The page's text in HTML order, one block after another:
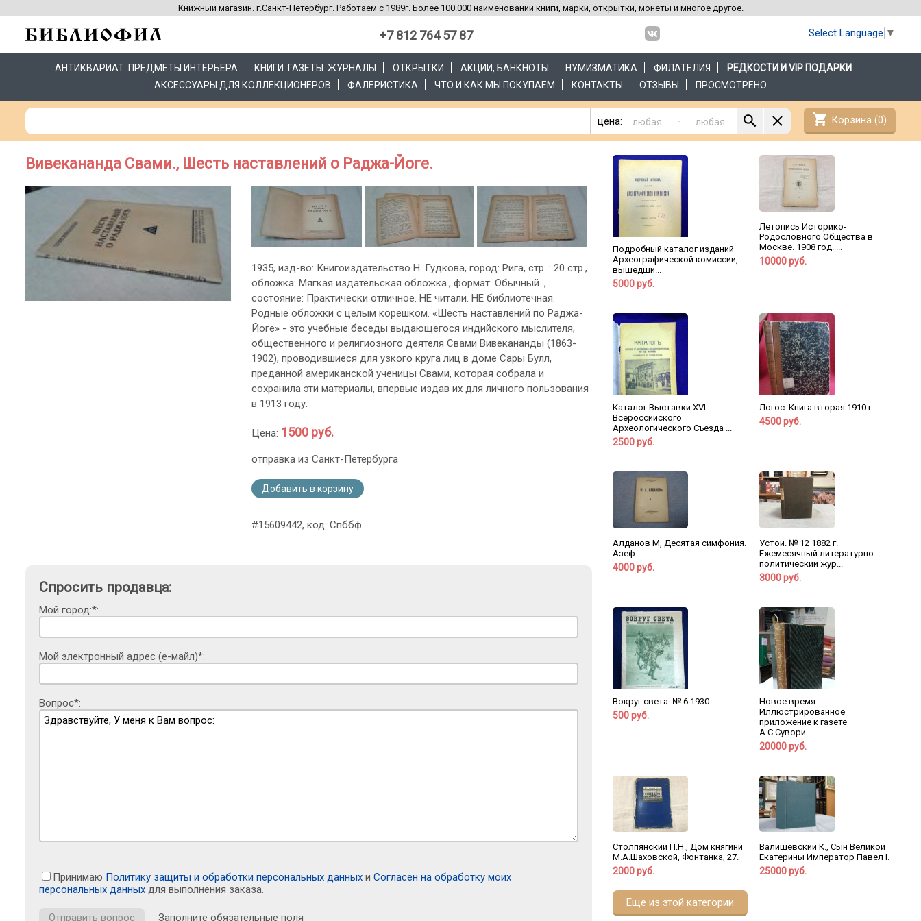
Книжный магазин. г.Санкт-Петербург. Работаем с 1989г. Более 100.000 наименований книги, марки, открытки, монеты и многое другое.
+7 812 764 57 87 Select Language ▼
АНТИКВАРИАТ. ПРЕДМЕТЫ ИНТЕРЬЕРА КНИГИ. ГАЗЕТЫ. ЖУРНАЛЫ ОТКРЫТКИ АКЦИИ, БАНКНОТЫ НУМИЗМАТИКА ФИЛАТЕЛИЯ
РЕДКОСТИ И VIP ПОДАРКИ
АКСЕССУАРЫ ДЛЯ КОЛЛЕКЦИОНЕРОВ
ФАЛЕРИСТИКА ЧТО И КАК МЫ ПОКУПАЕМ КОНТАКТЫ ОТЗЫВЫ ПРОСМОТРЕНО
цена: - shopping_cart Корзина (0)
Вивекананда Свами., Шесть наставлений о Раджа-Йоге.
1935, изд-во: Книгоиздательство Н. Гудкова, город: Рига, стр. : 20 стр.,
обложка: Мягкая издательская обложка., формат: Обычный .,
состояние: Практически отличное. НЕ читали. НЕ библиотечная.
Родные обложки с целым корешком. «Шесть наставлений по Раджа-
Йоге» - это учебные беседы выдающегося индийского мыслителя,
общественного и религиозного деятеля Свами Вивекананды (1863-
1902), проводившиеся для узкого круга лиц в доме Сары Булл,
преданной американской ученицы Свами, которая собрала и
сохранила эти материалы, впервые издав их для личного пользования
в 1913 году.
Цена: 1500 руб.
отправка из Санкт-Петербурга
Добавить в корзину
#15609442, код: Спббф
Спросить продавца:
Мой город:*:
Мой электронный адрес (е-майл)*:
Вопрос*:
Принимаю Политику защиты и обработки персональных данных и Согласен на обработку моих
персональных данных для выполнения заказа.
Заполните обязательные поля
Подробный каталог изданий
Археографической комиссии,
вышедши...
5000 руб.
Летопись Историко-
Родословного Общества в
Москве. 1908 год. ...
10000 руб.
Каталог Выставки XVI
Всероссийского
Археологического Съезда ...
2500 руб.
Логос. Книга вторая 1910 г.
4500 руб.
Алданов М, Десятая симфония.
Азеф.
4000 руб.
Устои. № 12 1882 г.
Ежемесячный литературно-
политический жур...
3000 руб.
Вокруг света. № 6 1930.
500 руб.
Новое время.
Иллюстрированное
приложение к газете
А.С.Сувори...
20000 руб.
Столпянский П.Н., Дом княгини
М.А.Шаховской, Фонтанка, 27.
2000 руб.
Валишевский К., Сын Великой
Екатерины Император Павел I.
25000 руб.
Еще из этой категории